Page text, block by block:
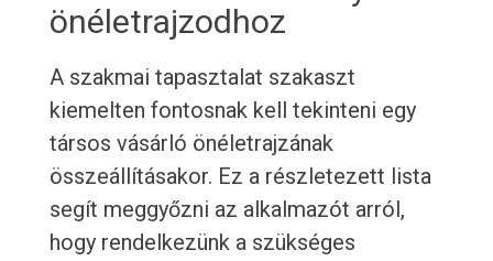
önéletrajzodhoz
A szakmai tapasztalat szakaszt
kiemelten fontosnak kell tekinteni egy
társos vásárló önéletrajzának
összeállításakor. Ez a részletezett lista
segít meggyőzni az alkalmazót arról,
hogy rendelkezünk a szükséges